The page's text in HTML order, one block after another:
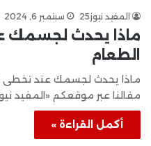
المفيد نيوز25 سبتمبر 6, 2024
ماذا يحدث لجسمك
الطعام
ماذا يحدث لجسمك عند تخطى
مقالنا عبر موقعكم «المفيد
أكمل القراءة »